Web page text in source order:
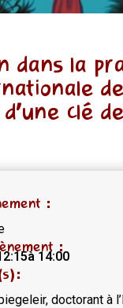
dans la
clé
:
:
à 14:00
doctorant à